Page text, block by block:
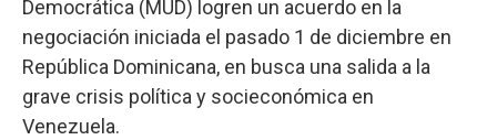
Democrática (MUD) logren un acuerdo en la
negociación iniciada el pasado 1 de diciembre en
República Dominicana, en busca una salida a la
grave crisis política y socieconómica en
Venezuela.